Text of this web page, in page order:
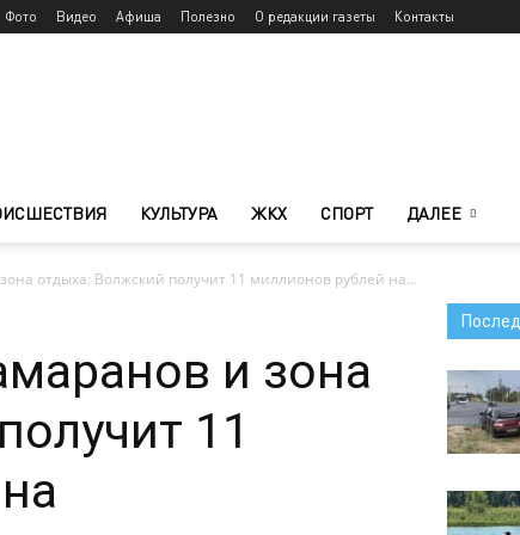
Фото Видео Афиша Полезно О редакции газеты Контакты
КУЛЬТУРА ЖКХ СПОРТ ДАЛЕЕ
отдыха: Волжский получит 11 миллионов рублей на...
и зона
11